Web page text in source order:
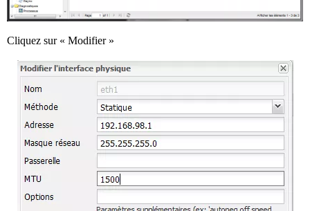
Cliquez sur « Modifier »